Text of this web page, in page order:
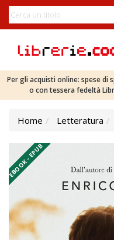
Per gli acquisti online: spese di
o con tessera fedeltà
Home Letteratura
EBOOK - EPUB